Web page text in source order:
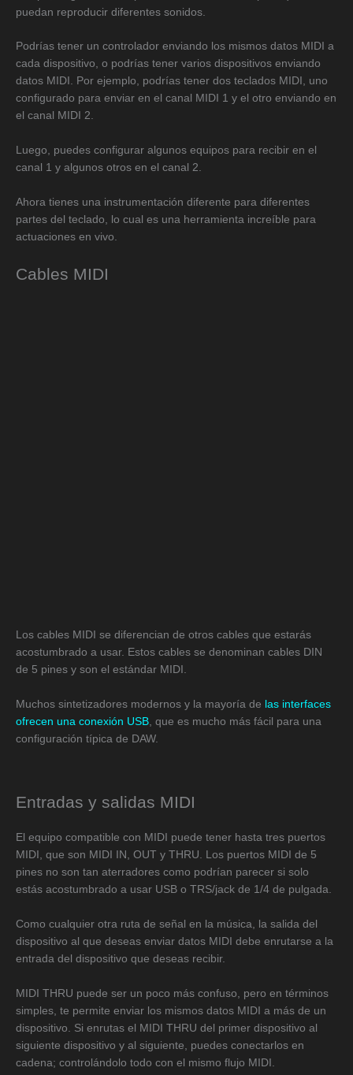
puedan reproducir diferentes sonidos.
Podrías tener un controlador enviando los mismos datos MIDI a
cada dispositivo, o podrías tener varios dispositivos enviando
datos MIDI. Por ejemplo, podrías tener dos teclados MIDI, uno
configurado para enviar en el canal MIDI 1 y el otro enviando en
el canal MIDI 2.
Luego, puedes configurar algunos equipos para recibir en el
canal 1 y algunos otros en el canal 2.
Ahora tienes una instrumentación diferente para diferentes
partes del teclado, lo cual es una herramienta increíble para
actuaciones en vivo.
Cables MIDI
Los cables MIDI se diferencian de otros cables que estarás
acostumbrado a usar. Estos cables se denominan cables DIN
de 5 pines y son el estándar MIDI.
Muchos sintetizadores modernos y la mayoría de las interfaces
ofrecen una conexión USB, que es mucho más fácil para una
configuración típica de DAW.
Entradas y salidas MIDI
El equipo compatible con MIDI puede tener hasta tres puertos
MIDI, que son MIDI IN, OUT y THRU. Los puertos MIDI de 5
pines no son tan aterradores como podrían parecer si solo
estás acostumbrado a usar USB o TRS/jack de 1/4 de pulgada.
Como cualquier otra ruta de señal en la música, la salida del
dispositivo al que deseas enviar datos MIDI debe enrutarse a la
entrada del dispositivo que deseas recibir.
MIDI THRU puede ser un poco más confuso, pero en términos
simples, te permite enviar los mismos datos MIDI a más de un
dispositivo. Si enrutas el MIDI THRU del primer dispositivo al
siguiente dispositivo y al siguiente, puedes conectarlos en
cadena; controlándolo todo con el mismo flujo MIDI.